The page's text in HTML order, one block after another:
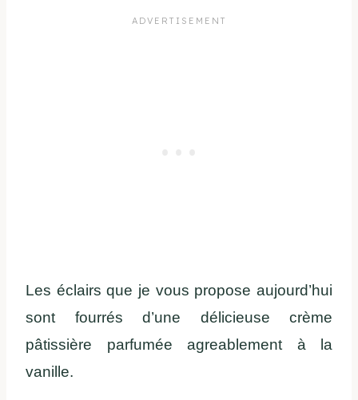
Les éclairs que je vous propose aujourd’hui
sont fourrés d’une délicieuse crème
pâtissière parfumée agreablement à la
vanille.